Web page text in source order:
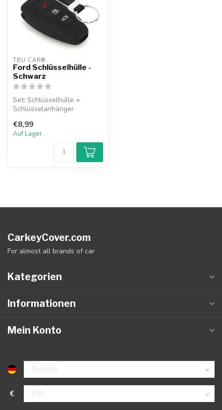
TBU CAR®
Ford Schlüsselhülle -
Schwarz
Set: Schlüsselhülle +
Schlüsselanhänger
€8,99
Auf Lager
CarkeyCover.com
For almost all brands of car
Kategorien
Informationen
Mein Konto
€